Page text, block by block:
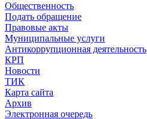
Общественность
Подать обращение
Правовые акты
Муниципальные услуги
Антикоррупционная деятельность
КРП
Новости
ТИК
Карта сайта
Архив
Электронная очередь